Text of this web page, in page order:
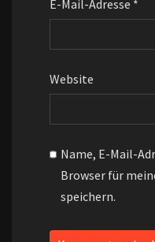
E-Mail-Adresse *
Website
Name, E-Mail-
Browser für
speichern.